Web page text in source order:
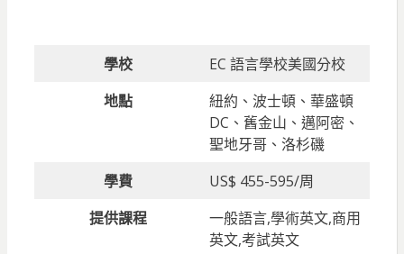
學校
EC 語言學校美國分校
地點
紐約、波士頓、華盛頓
DC、舊金山、邁阿密、
聖地牙哥、洛杉磯
學費
US$ 455-595/周
提供課程
一般語言,學術英文,商用
英文,考試英文